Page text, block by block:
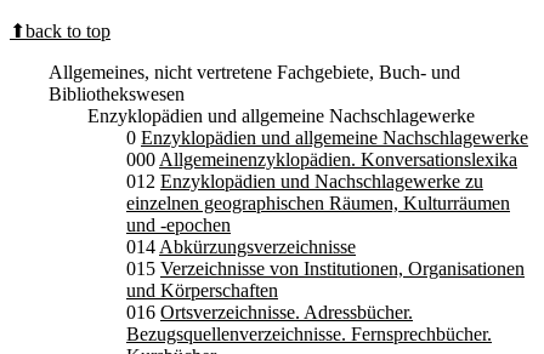
⬆back to top
Allgemeines, nicht vertretene Fachgebiete, Buch- und
Bibliothekswesen
Enzyklopädien und allgemeine Nachschlagewerke
0 Enzyklopädien und allgemeine Nachschlagewerke
000 Allgemeinenzyklopädien. Konversationslexika
012 Enzyklopädien und Nachschlagewerke zu
einzelnen geographischen Räumen, Kulturräumen
und -epochen
014 Abkürzungsverzeichnisse
015 Verzeichnisse von Institutionen, Organisationen
und Körperschaften
016 Ortsverzeichnisse. Adressbücher.
Bezugsquellenverzeichnisse. Fernsprechbücher.